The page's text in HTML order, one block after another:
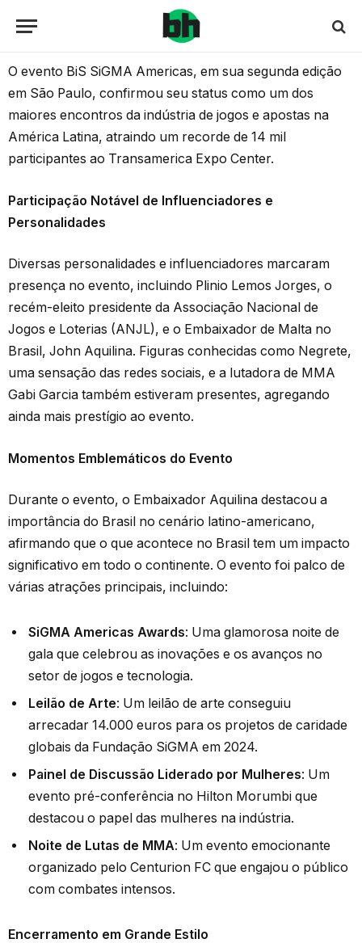
O evento BiS SiGMA Americas, em sua segunda edição
em São Paulo, confirmou seu status como um dos
maiores encontros da indústria de jogos e apostas na
América Latina, atraindo um recorde de 14 mil
participantes ao Transamerica Expo Center.
Participação Notável de Influenciadores e
Personalidades
Diversas personalidades e influenciadores marcaram
presença no evento, incluindo Plinio Lemos Jorges, o
recém-eleito presidente da Associação Nacional de
Jogos e Loterias (ANJL), e o Embaixador de Malta no
Brasil, John Aquilina. Figuras conhecidas como Negrete,
uma sensação das redes sociais, e a lutadora de MMA
Gabi Garcia também estiveram presentes, agregando
ainda mais prestígio ao evento.
Momentos Emblemáticos do Evento
Durante o evento, o Embaixador Aquilina destacou a
importância do Brasil no cenário latino-americano,
afirmando que o que acontece no Brasil tem um impacto
significativo em todo o continente. O evento foi palco de
várias atrações principais, incluindo:
SiGMA Americas Awards: Uma glamorosa noite de
gala que celebrou as inovações e os avanços no
setor de jogos e tecnologia.
Leilão de Arte: Um leilão de arte conseguiu
arrecadar 14.000 euros para os projetos de caridade
globais da Fundação SiGMA em 2024.
Painel de Discussão Liderado por Mulheres: Um
evento pré-conferência no Hilton Morumbi que
destacou o papel das mulheres na indústria.
Noite de Lutas de MMA: Um evento emocionante
organizado pelo Centurion FC que engajou o público
com combates intensos.
Encerramento em Grande Estilo